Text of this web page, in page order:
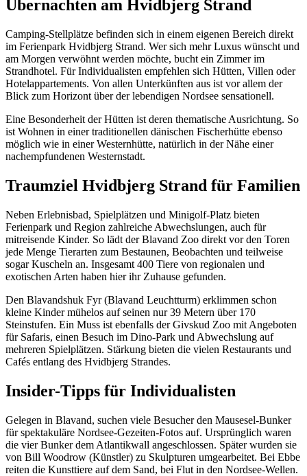
Übernachten am Hvidbjerg Strand
Camping-Stellplätze befinden sich in einem eigenen Bereich direkt
im Ferienpark Hvidbjerg Strand. Wer sich mehr Luxus wünscht und
am Morgen verwöhnt werden möchte, bucht ein Zimmer im
Strandhotel. Für Individualisten empfehlen sich Hütten, Villen oder
Hotelappartements. Von allen Unterkünften aus ist vor allem der
Blick zum Horizont über der lebendigen Nordsee sensationell.
Eine Besonderheit der Hütten ist deren thematische Ausrichtung. So
ist Wohnen in einer traditionellen dänischen Fischerhütte ebenso
möglich wie in einer Westernhütte, natürlich in der Nähe einer
nachempfundenen Westernstadt.
Traumziel Hvidbjerg Strand für Familien
Neben Erlebnisbad, Spielplätzen und Minigolf-Platz bieten
Ferienpark und Region zahlreiche Abwechslungen, auch für
mitreisende Kinder. So lädt der Blavand Zoo direkt vor den Toren
jede Menge Tierarten zum Bestaunen, Beobachten und teilweise
sogar Kuscheln an. Insgesamt 400 Tiere von regionalen und
exotischen Arten haben hier ihr Zuhause gefunden.
Den Blavandshuk Fyr (Blavand Leuchtturm) erklimmen schon
kleine Kinder mühelos auf seinen nur 39 Metern über 170
Steinstufen. Ein Muss ist ebenfalls der Givskud Zoo mit Angeboten
für Safaris, einen Besuch im Dino-Park und Abwechslung auf
mehreren Spielplätzen. Stärkung bieten die vielen Restaurants und
Cafés entlang des Hvidbjerg Strandes.
Insider-Tipps für Individualisten
Gelegen in Blavand, suchen viele Besucher den Mausesel-Bunker
für spektakuläre Nordsee-Gezeiten-Fotos auf. Ursprünglich waren
die vier Bunker dem Atlantikwall angeschlossen. Später wurden sie
von Bill Woodrow (Künstler) zu Skulpturen umgearbeitet. Bei Ebbe
reiten die Kunsttiere auf dem Sand, bei Flut in den Nordsee-Wellen.